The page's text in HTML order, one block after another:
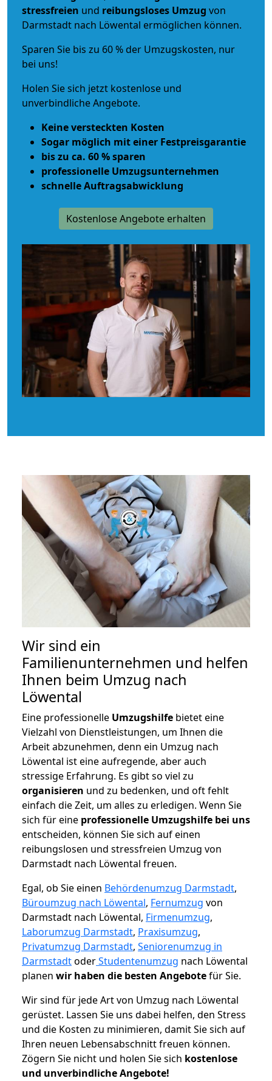
stressfreien und reibungsloses Umzug von
Darmstadt nach Löwental ermöglichen können.
Sparen Sie bis zu 60 % der Umzugskosten, nur
bei uns!
Holen Sie sich jetzt kostenlose und
unverbindliche Angebote.
Keine versteckten Kosten
Sogar möglich mit einer Festpreisgarantie
bis zu ca. 60 % sparen
professionelle Umzugsunternehmen
schnelle Auftragsabwicklung
Kostenlose Angebote erhalten
Wir sind ein
Familienunternehmen und helfen
Ihnen beim Umzug nach
Löwental
Eine professionelle Umzugshilfe bietet eine
Vielzahl von Dienstleistungen, um Ihnen die
Arbeit abzunehmen, denn ein Umzug nach
Löwental ist eine aufregende, aber auch
stressige Erfahrung. Es gibt so viel zu
organisieren und zu bedenken, und oft fehlt
einfach die Zeit, um alles zu erledigen. Wenn Sie
sich für eine professionelle Umzugshilfe bei uns
entscheiden, können Sie sich auf einen
reibungslosen und stressfreien Umzug von
Darmstadt nach Löwental freuen.
Egal, ob Sie einen Behördenumzug Darmstadt,
Büroumzug nach Löwental, Fernumzug von
Darmstadt nach Löwental, Firmenumzug,
Laborumzug Darmstadt, Praxisumzug,
Privatumzug Darmstadt, Seniorenumzug in
DarmstadtoderStudentenumzug nach Löwental
planen wir haben die besten Angebotefür Sie.
Wir sind für jede Art von Umzug nach Löwental
gerüstet. Lassen Sie uns dabei helfen, den Stress
und die Kosten zu minimieren, damit Sie sich auf
Ihren neuen Lebensabschnitt freuen können.
Zögern Sie nicht und holen Sie sich kostenlose
und unverbindliche Angebote!